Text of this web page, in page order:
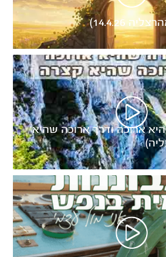
14.4.26)
ארוכה ודרך ארוכה שהיא